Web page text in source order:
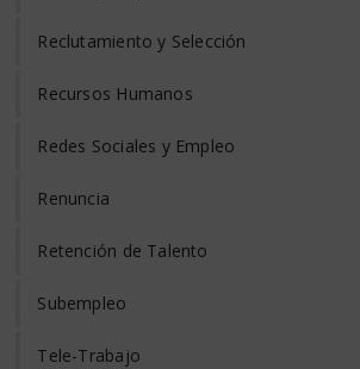
Reclutamiento y Selección
Recursos Humanos
Redes Sociales y Empleo
Renuncia
Retención de Talento
Subempleo
Tele-Trabajo